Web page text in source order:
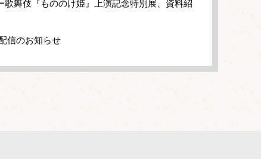
舞伎『もののけ姫』上演記念特別展、資料紹
信のお知らせ